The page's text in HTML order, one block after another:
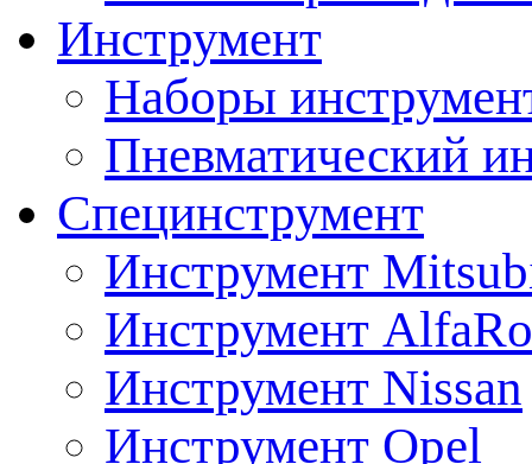
Инструмент
Наборы
Пневматический
Специнструмент
Инструмент
Инструмент
Инструмент Nissan
Инструмент Opel